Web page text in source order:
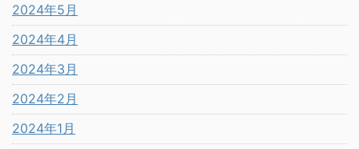
2024年5月
2024年4月
2024年3月
2024年2月
2024年1月